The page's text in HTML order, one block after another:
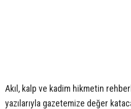
Akıl, kalp ve kadim hikmetin
yazılarıyla gazetemize değer